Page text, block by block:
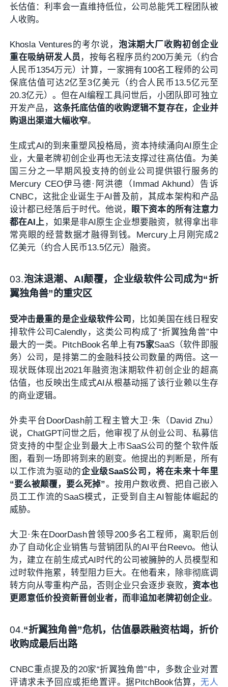
长估值：利率会一直维持低位，公司总能凭工程团队被
人收购。
Khosla Ventures的考尔说， 泡沫期大厂收购初创企业
重在吸纳研发人员 ，按每名程序员约200万美元（约合
人民币1354万元）计算，一家拥有100名工程师的公司
保底估值可达2亿至3亿美元（约合人民币13.5亿元至
20.3亿元）。但在AI编程工具问世后，小团队即可独立
开发产品， 这条托底估值的收购逻辑不复存在，企业并
购退出渠道大幅收窄。
生成式AI的到来重塑风投格局，资本持续涌向AI原生企
业，大量老牌初创企业再也无法支撑过往高估值。为美
国三分之一早期风投支持的创业公司提供银行服务的
Mercury CEO伊马德·阿洪德（Immad Akhund）告诉
CNBC，这批企业诞生于AI普及前，其成本架构和产品
设计都已经落后于时代。他说，
眼下资本的所有注意力
都在AI上 ，如果是非AI原生企业想要融资，就得拿出非
常亮眼的经营数据才融得到钱。Mercury上月刚完成2
亿美元（约合人民币13.5亿元）融资。
03.泡沫退潮、AI颠覆，企业级软件公司 成为“折
翼独角兽”的重灾区
受冲击最重的是企业级软件公司 ，比如美国在线日程安
排软件公司Calendly，这类公司构成了“折翼独角兽”中
最大的一类。PitchBook名单上有75家SaaS（软件即服
务）公司，是排第二的金融科技公司数量的两倍。这一
现状既体现出2021年融资泡沫期软件初创企业的超高
估值，也反映出生成式AI从根基动摇了该行业赖以生存
的商业逻辑。
外卖平台DoorDash前工程主管大卫·朱（David Zhu）
说，ChatGPT问世之后，他审视了从创业公司、私募信
贷支持的中型企业到最大上市SaaS公司的整个软件版
图，看到一场即将到来的剧变。他提出的判断是，所有
以工作流为驱动的企业级SaaS公司，将在未来十年里
“要么被颠覆，要么死掉”。按用户数收费、把自己嵌入
员工工作流的SaaS模式，正受到自主AI智能体崛起的
威胁。
大卫·朱在DoorDash曾领导200多名工程师，离职后创
办了自动化企业销售与营销团队的AI平台Reevo。他认
为，建立在前生成式AI时代的公司被臃肿的人员模型和
过时软件拖累，转型阻力巨大。在他看来，除非彻底调
转方向从零重构产品，否则企业只会逐步衰败， 资本也
更愿意低价投资新晋创业者，而非追加老牌初创企业。
04.“折翼独角兽”危机，估值暴跌融资枯竭，折价
收购成最后出路
CNBC重点提及的20家“折翼独角兽”中，多数企业对置
评请求未予回应或拒绝置评。据PitchBook估算，无人